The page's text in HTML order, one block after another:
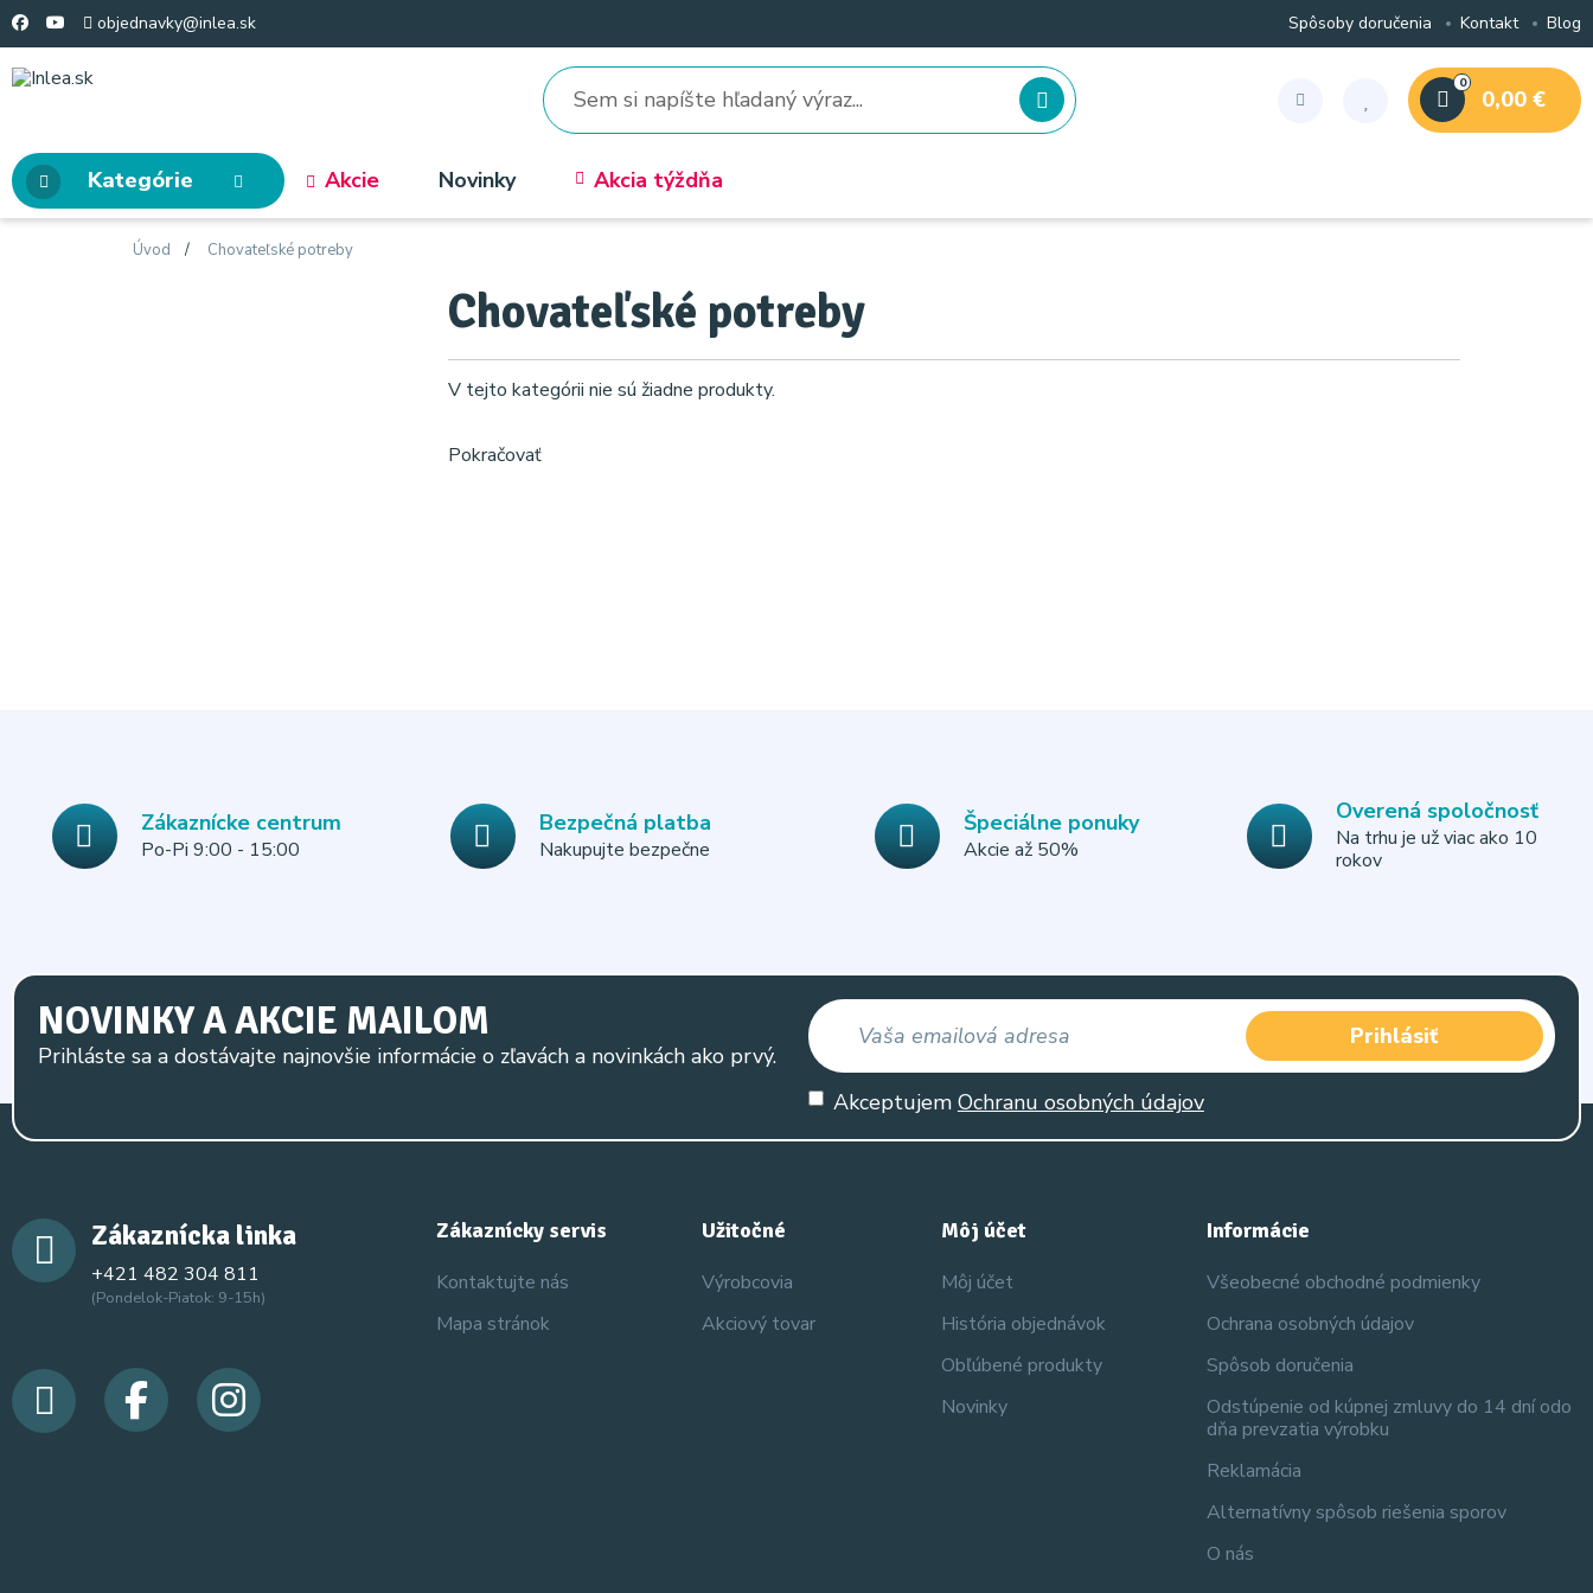
objednavky@inlea.sk Spôsoby doručenia Kontakt Blog
0
0,00 €
Kategórie Akcie Novinky Akcia týždňa
Úvod Chovateľské potreby
Chovateľské potreby
V tejto kategórii nie sú žiadne produkty.
Pokračovať
Zákaznícke centrum
Po-Pi 9:00 - 15:00
Bezpečná platba
Nakupujte bezpečne
Špeciálne ponuky
Akcie až 50%
Overená spoločnosť
Na trhu je už viac ako 10
rokov
NOVINKY A AKCIE MAILOM
Prihláste sa a dostávajte najnovšie informácie o zľavách a novinkách ako prvý.
Prihlásiť
Akceptujem Ochranu osobných údajov
Zákaznícka linka
+421 482 304 811
(Pondelok-Piatok: 9-15h)
Zákaznícky servis
Kontaktujte nás
Mapa stránok
Užitočné
Výrobcovia
Akciový tovar
Môj účet
Môj účet
História objednávok
Obľúbené produkty
Novinky
Informácie
Všeobecné obchodné podmienky
Ochrana osobných údajov
Spôsob doručenia
Odstúpenie od kúpnej zmluvy do 14 dní odo
dňa prevzatia výrobku
Reklamácia
Alternatívny spôsob riešenia sporov
O nás